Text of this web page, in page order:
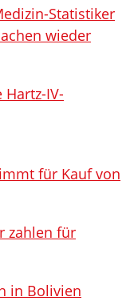
Statistiker
wieder
IV-
für Kauf von
zahlen für
in Bolivien